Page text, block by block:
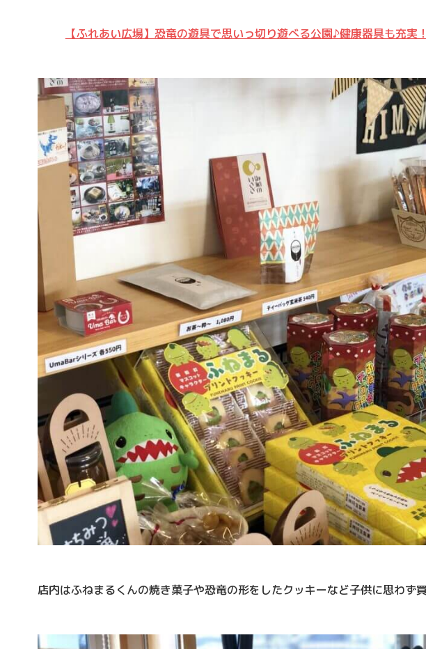
【ふれあい広場】恐竜の遊具で思いっ切り遊べる公園♪健康器具も充実
店内はふねまるくんの焼き菓子や恐竜の形をしたクッキーなど子供に思わず